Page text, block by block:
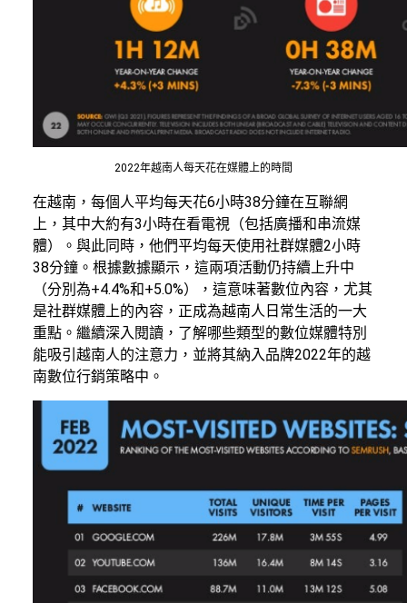
2022年越南人每天花在媒體上的時間
在越南，每個人平均每天花6小時38分鐘在互聯網
上，其中大約有3小時在看電視（包括廣播和串流媒
體）。與此同時，他們平均每天使用社群媒體2小時
38分鐘。根據數據顯示，這兩項活動仍持續上升中
（分別為+4.4%和+5.0%），這意味著數位內容，尤其
是社群媒體上的內容，正成為越南人日常生活的一大
重點。繼續深入閱讀，了解哪些類型的數位媒體特別
能吸引越南人的注意力，並將其納入品牌2022年的越
南數位行銷策略中。